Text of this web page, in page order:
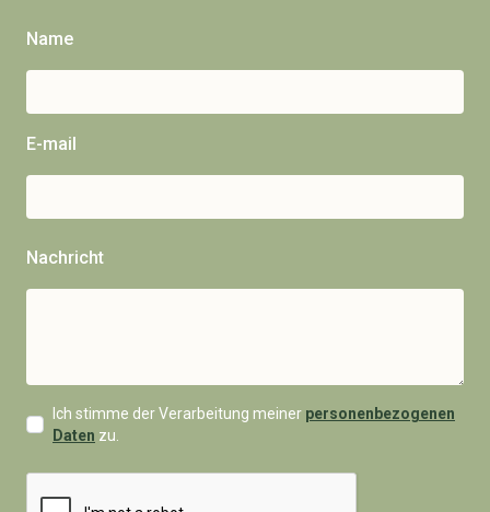
Name
E-mail
Nachricht
Ich stimme der Verarbeitung meiner personenbezogenen
Daten zu.